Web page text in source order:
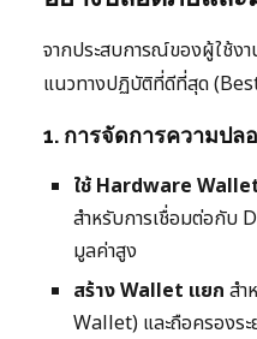
จากประสบการณ์ของผู้ใช้ง
แนวทางปฏิบัติที่ดีที่สุด
1. การจัดการความป
ใช้ Hardware
สำหรับการเชื่อมต่อกับ
มูลค่าสูง
สร้าง Wallet แยก สำ
Wallet) และถือครองร